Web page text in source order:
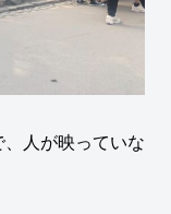
人が映っていな